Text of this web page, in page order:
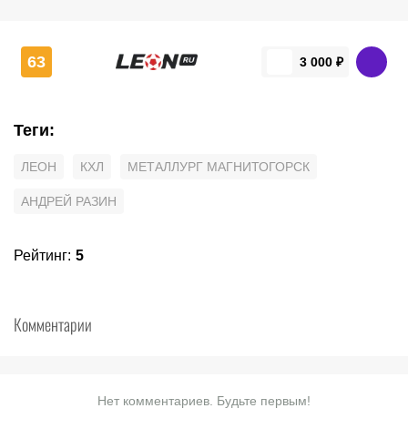
63 3 000 ₽
Теги:
ЛЕОН КХЛ МЕТАЛЛУРГ МАГНИТОГОРСК
АНДРЕЙ РАЗИН
Рейтинг: 5
Комментарии
Нет комментариев. Будьте первым!